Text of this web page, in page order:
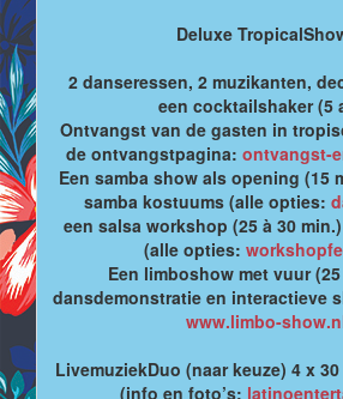
Deluxe
2 danseressen, 2 muzikanten,
een cocktailshaker (5
Ontvangst van de gasten in
de ontvangstpagina: ontvangst-
Een samba show als opening (15
samba kostuums (alle opties:
een salsa workshop (25 à 30
(alle opties:
Een limboshow met vuur
dansdemonstratie en interactieve
www.limbo-
LivemuziekDuo (naar keuze) 4 x
(info en foto’s: